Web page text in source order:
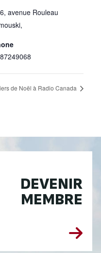
avenue Rouleau
,
de Noël à Radio Canada
DEVENIR
MEMBRE